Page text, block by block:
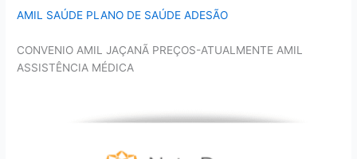
AMIL SAÚDE PLANO DE SAÚDE ADESÃO
CONVENIO AMIL JAÇANÃ PREÇOS-ATUALMENTE AMIL
ASSISTÊNCIA MÉDICA